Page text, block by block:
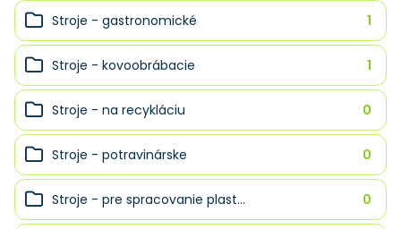
Stroje - gastronomické 1
Stroje - kovoobrábacie 1
Stroje - na recykláciu 0
Stroje - potravinárske 0
Stroje - pre spracovanie plast... 0